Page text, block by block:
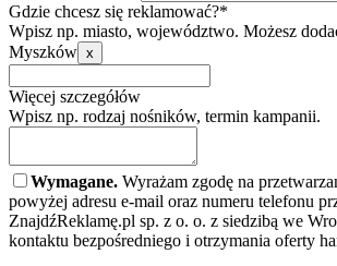
Gdzie chcesz się reklamować?*
Wpisz np. miasto, województwo. Możesz
Myszków x
Więcej szczegółów
Wpisz np. rodzaj nośników, termin kampanii.
Wymagane. Wyrażam zgodę na
powyżej adresu e-mail oraz numeru telefonu
ZnajdźReklamę.pl sp. z o. o. z siedzibą we
kontaktu bezpośredniego i otrzymania oferty